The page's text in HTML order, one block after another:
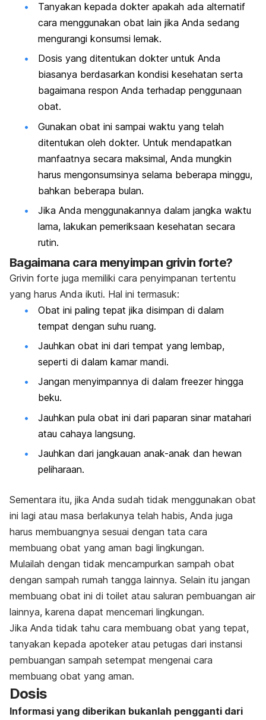
Tanyakan kepada dokter apakah ada alternatif
cara menggunakan obat lain jika Anda sedang
mengurangi konsumsi lemak.
Dosis yang ditentukan dokter untuk Anda
biasanya berdasarkan kondisi kesehatan serta
bagaimana respon Anda terhadap penggunaan
obat.
Gunakan obat ini sampai waktu yang telah
ditentukan oleh dokter. Untuk mendapatkan
manfaatnya secara maksimal, Anda mungkin
harus mengonsumsinya selama beberapa minggu,
bahkan beberapa bulan.
Jika Anda menggunakannya dalam jangka waktu
lama, lakukan pemeriksaan kesehatan secara
rutin.
Bagaimana cara menyimpan grivin forte?
Grivin forte juga memiliki cara penyimpanan tertentu
yang harus Anda ikuti. Hal ini termasuk:
Obat ini paling tepat jika disimpan di dalam
tempat dengan suhu ruang.
Jauhkan obat ini dari tempat yang lembap,
seperti di dalam kamar mandi.
Jangan menyimpannya di dalam freezer hingga
beku.
Jauhkan pula obat ini dari paparan sinar matahari
atau cahaya langsung.
Jauhkan dari jangkauan anak-anak dan hewan
peliharaan.
Sementara itu, jika Anda sudah tidak menggunakan obat
ini lagi atau masa berlakunya telah habis, Anda juga
harus membuangnya sesuai dengan tata cara
membuang obat yang aman bagi lingkungan.
Mulailah dengan tidak mencampurkan sampah obat
dengan sampah rumah tangga lainnya. Selain itu jangan
membuang obat ini di toilet atau saluran pembuangan air
lainnya, karena dapat mencemari lingkungan.
Jika Anda tidak tahu cara membuang obat yang tepat,
tanyakan kepada apoteker atau petugas dari instansi
pembuangan sampah setempat mengenai cara
membuang obat yang aman.
Dosis
Informasi yang diberikan bukanlah pengganti dari